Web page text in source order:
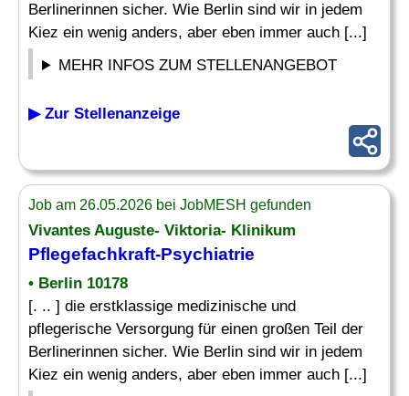
Berlinerinnen sicher. Wie Berlin sind wir in jedem
Kiez ein wenig anders, aber eben immer auch [...]
MEHR INFOS ZUM STELLENANGEBOT
▶ Zur Stellenanzeige
Job am 26.05.2026 bei JobMESH gefunden
Vivantes Auguste- Viktoria- Klinikum
Pflegefachkraft-Psychiatrie
• Berlin 10178
[. .. ] die erstklassige medizinische und
pflegerische Versorgung für einen großen Teil der
Berlinerinnen sicher. Wie Berlin sind wir in jedem
Kiez ein wenig anders, aber eben immer auch [...]